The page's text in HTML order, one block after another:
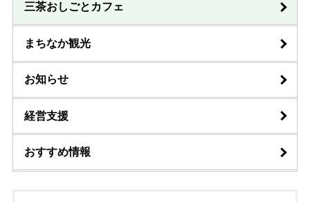
三茶おしごとカフェ
まちなか観光
お知らせ
経営支援
おすすめ情報